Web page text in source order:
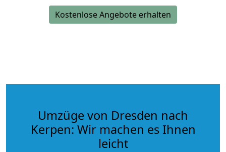
Kostenlose Angebote erhalten
Umzüge von Dresden nach
Kerpen: Wir machen es Ihnen
leicht